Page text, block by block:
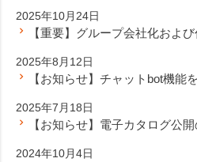
2025年10月24日
【重要】グループ会社化およ
2025年8月12日
【お知らせ】チャットbot機能
2025年7月18日
【お知らせ】電子カタログ公
2024年10月4日